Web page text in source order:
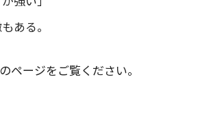
ある。
ページをご覧ください。